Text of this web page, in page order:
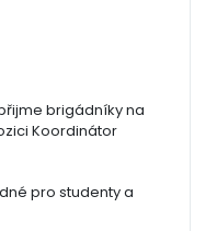
brigádníky na
Koordinátor
pro studenty a